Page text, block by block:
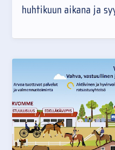
huhtikuun aikana ja